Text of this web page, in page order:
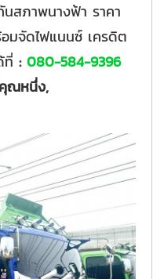
สภาพนางฟ้า ราคา
มจัดไฟแนนซ์ เครดิต
ที่ : 080-584-9396
คุณหนึ่ง,